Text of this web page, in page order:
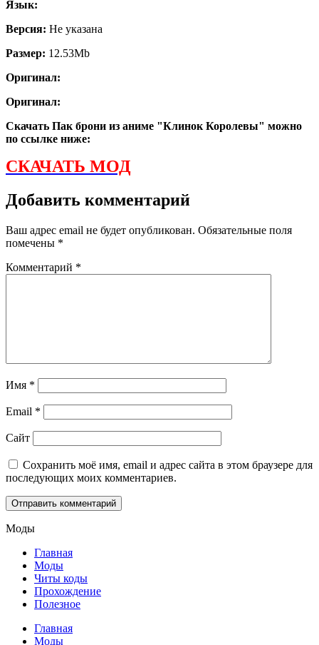
Язык:
Версия: Не указана
Размер: 12.53Mb
Оригинал:
Оригинал:
Скачать Пак брони из аниме "Клинок Королевы" можно
по ссылке ниже:
СКАЧАТЬ МОД
Добавить комментарий
Ваш адрес email не будет опубликован. Обязательные поля
помечены *
Комментарий *
Имя *
Email *
Сайт
Сохранить моё имя, email и адрес сайта в этом браузере для
последующих моих комментариев.
Моды
Главная
Моды
Читы коды
Прохождение
Полезное
Главная
Моды